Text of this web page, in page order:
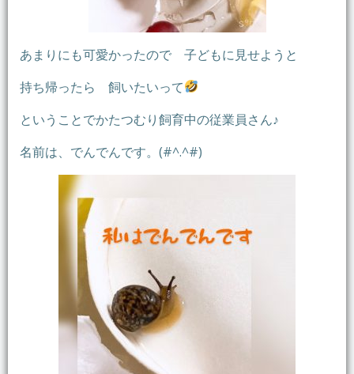
あまりにも可愛かったので 子どもに見せようと
持ち帰ったら 飼いたいって
ということでかたつむり飼育中の従業員さん♪
名前は、でんでんです。(#^.^#)